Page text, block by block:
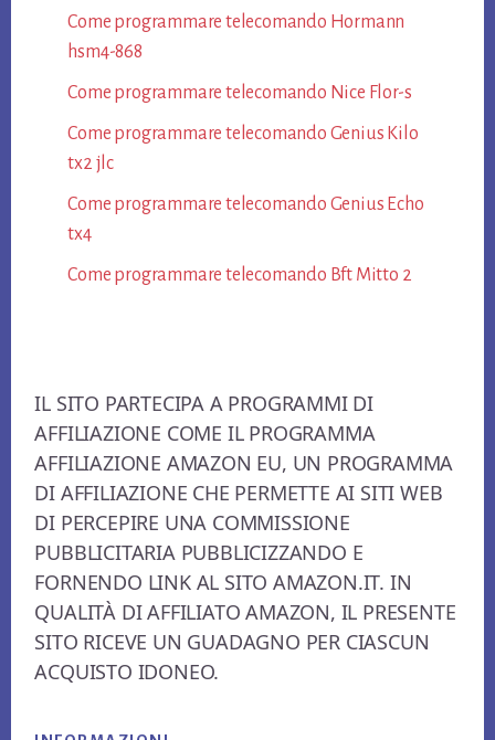
Come programmare telecomando Hormann​
hsm4-868​
Come programmare telecomando Nice Flor-s​
Come programmare telecomando Genius Kilo
tx2 jlc​
Come programmare telecomando Genius Echo
tx4​
Come programmare telecomando Bft Mitto 2​
IL SITO PARTECIPA A PROGRAMMI DI
AFFILIAZIONE COME IL PROGRAMMA
AFFILIAZIONE AMAZON EU, UN PROGRAMMA
DI AFFILIAZIONE CHE PERMETTE AI SITI WEB
DI PERCEPIRE UNA COMMISSIONE
PUBBLICITARIA PUBBLICIZZANDO E
FORNENDO LINK AL SITO AMAZON.IT. IN
QUALITÀ DI AFFILIATO AMAZON, IL PRESENTE
SITO RICEVE UN GUADAGNO PER CIASCUN
ACQUISTO IDONEO.